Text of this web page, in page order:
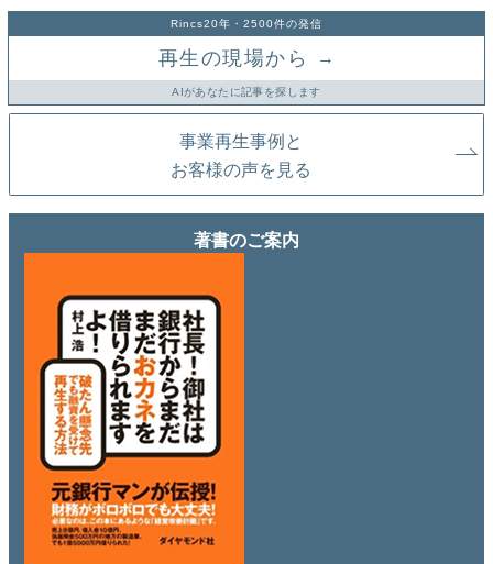
Rincs20年・2500件の発信
再生の現場から →
AIがあなたに記事を探します
事業再生事例と
お客様の声を見る
著書のご案内